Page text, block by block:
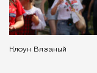
Клоун Вязаный